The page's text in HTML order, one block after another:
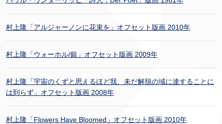
村上隆「アルジャーノンに花束を」オフセット版画 2010年
村上隆「ウォーホル/銀」オフセット版画 2009年
村上隆「宇宙のくずと思えるほど我、未だ解脱の域に達することに
は到らず」オフセット版画 2008年
村上隆「Flowers Have Bloomed」オフセット版画 2010年